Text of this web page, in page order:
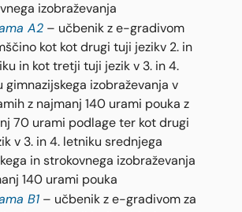
izobraževanja
A2 – učbenik z e-gradivom
kot kot drugi tuji jezikv 2. in
in kot tretji tuji jezik v 3. in 4.
gimnazijskega izobraževanja v
z najmanj 140 urami pouka z
70 urami podlage ter kot drugi
v 3. in 4. letniku srednjega
in strokovnega izobraževanja
140 urami pouka
B1 – učbenik z e-gradivom za